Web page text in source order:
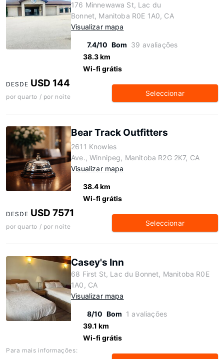
176 Minnewawa St, Lac du
Bonnet, Manitoba R0E 1A0, CA
Visualizar mapa
7.4/10 Bom 39 avaliações
38.3 km
Wi-fi grátis
DESDE USD 144
por quarto / por noite Seleccionar
Bear Track Outfitters
2611 Knowles
Ave., Winnipeg, Manitoba R2G 2K7, CA
Visualizar mapa
38.4 km
Wi-fi grátis
DESDE USD 7571
por quarto / por noite Seleccionar
Casey's Inn
68 First St, Lac du Bonnet, Manitoba R0E
1A0, CA
Visualizar mapa
8/10 Bom 1 avaliações
39.1 km
Wi-fi grátis
Para mais informações: